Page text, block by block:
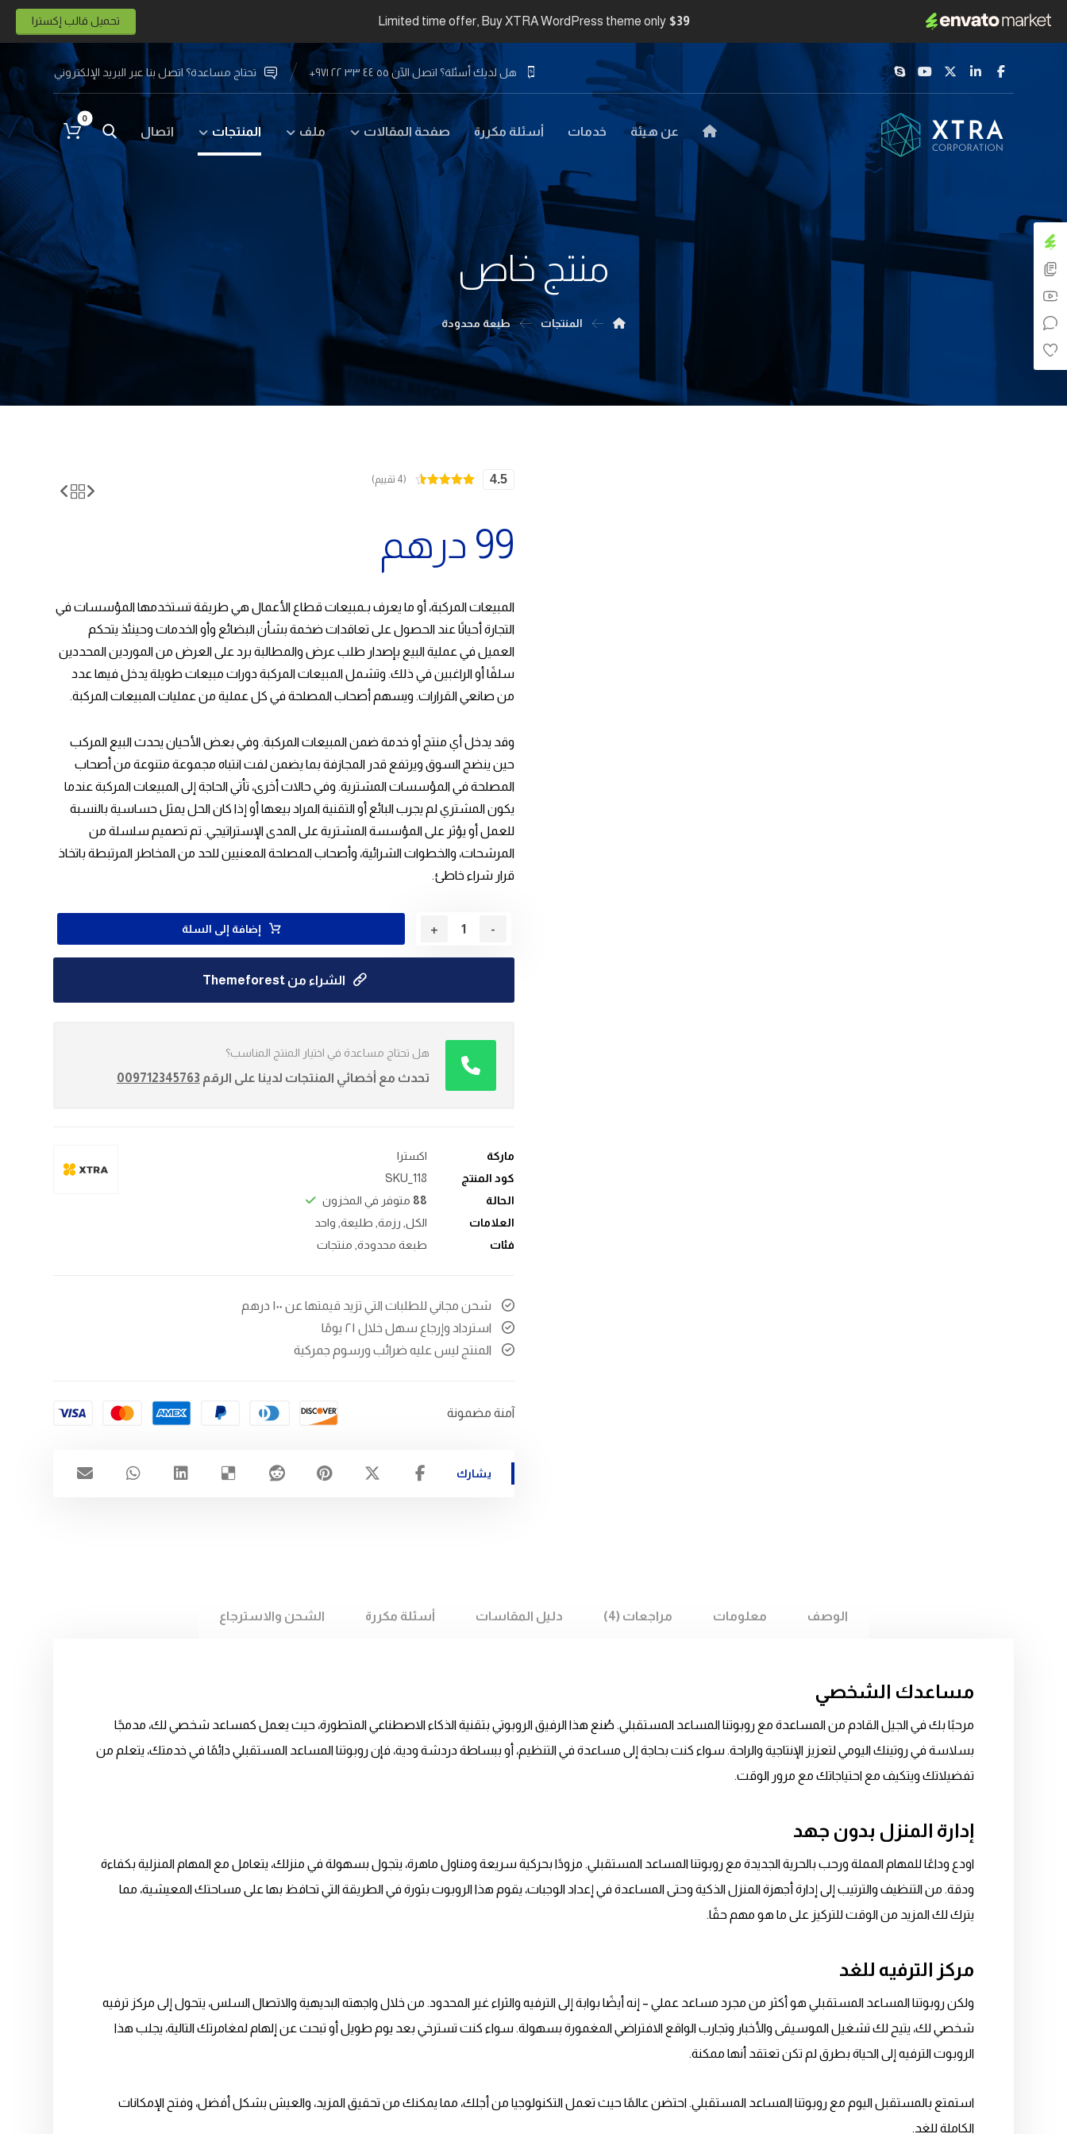
Limited time offer, Buy XTRA WordPress theme only $39 تحميل قالب إكسترا
تحتاج مساعدة؟ اتصل بنا عبر البريد الإلكتروني هل لديك أسئلة؟ اتصل الآن ٥٥ ٤٤ ٣٣ ٢٢ ٩٧١+
عن هيئة خدمات أسئلة مكررة صفحة المقالات ملف المنتجات اتصال
منتج خاص
المنتجات طبعة محدودة
4.5 (4 تقييم)
99 درهم
المبيعات المركبة، أو ما يعرف بـمبيعات قطاع الأعمال هي طريقة تستخدمها المؤسسات في
التجارة أحيانًا عند الحصول على تعاقدات ضخمة بشأن البضائع وأو الخدمات وحينئذ يتحكم
العميل في عملية البيع بإصدار طلب عرض والمطالبة برد على العرض من الموردين المحددين
سلفًا أو الراغبين في ذلك. وتشمل المبيعات المركبة دورات مبيعات طويلة يدخل فيها عدد
من صانعي القرارات. ويسهم أصحاب المصلحة في كل عملية من عمليات المبيعات المركبة.
وقد يدخل أي منتج أو خدمة ضمن المبيعات المركبة. وفي بعض الأحيان يحدث البيع المركب
حين ينضج السوق ويرتفع قدر المجازفة بما يضمن لفت انتباه مجموعة متنوعة من أصحاب
المصلحة في المؤسسات المشترية. وفي حالات أخرى، تأتي الحاجة إلى المبيعات المركبة عندما
يكون المشتري لم يجرب البائع أو التقنية المراد بيعها أو إذا كان الحل يمثل حساسية بالنسبة
للعمل أو يؤثر على المؤسسة المشترية على المدى الإستراتيجي. تم تصميم سلسلة من
المرشحات، والخطوات الشرائية، وأصحاب المصلحة المعنيين للحد من المخاطر المرتبطة باتخاذ
قرار شراء خاطئ.
-
+ إضافة إلى السلة
الشراء من Themeforest
هل تحتاج مساعدة في اختيار المنتج المناسب؟
تحدث مع أخصائي المنتجات لدينا على الرقم 009712345763
ماركة
اکسترا
كود المنتج
SKU_118
الحالة
88 متوفر في المخزون
العلامات
الكل رزمة طليعة واحد
فئات
طبعة محدودة منتجات
شحن مجاني للطلبات التي تزيد قيمتها عن ۱۰۰ درهم
استرداد وإرجاع سهل خلال ۲۱ يومًا
المنتج ليس عليه ضرائب ورسوم جمركية
آمنة مضمونة
الوصف معلومات مراجعات (4) دليل المقاسات أسئلة مكررة الشحن والاسترجاع
مساعدك الشخصي
مرحبًا بك في الجيل القادم من المساعدة مع روبوتنا المساعد المستقبلي. صُنع هذا الرفيق الروبوتي بتقنية الذكاء الاصطناعي المتطورة، حيث يعمل كمساعد شخصي لك، مدمجًا
بسلاسة في روتينك اليومي لتعزيز الإنتاجية والراحة. سواء كنت بحاجة إلى مساعدة في التنظيم، أو ببساطة دردشة ودية، فإن روبوتنا المساعد المستقبلي دائمًا في خدمتك، يتعلم من
تفضيلاتك ويتكيف مع احتياجاتك مع مرور الوقت.
إدارة المنزل بدون جهد
اودع وداعًا للمهام المملة ورحب بالحرية الجديدة مع روبوتنا المساعد المستقبلي. مزودًا بحركية سريعة ومناول ماهرة، يتجول بسهولة في منزلك، يتعامل مع المهام المنزلية بكفاءة
ودقة. من التنظيف والترتيب إلى إدارة أجهزة المنزل الذكية وحتى المساعدة في إعداد الوجبات، يقوم هذا الروبوت بثورة في الطريقة التي تحافظ بها على مساحتك المعيشية، مما
يترك لك المزيد من الوقت للتركيز على ما هو مهم حقًا.
مركز الترفيه للغد
ولكن روبوتنا المساعد المستقبلي هو أكثر من مجرد مساعد عملي – إنه أيضًا بوابة إلى الترفيه والثراء غير المحدود. من خلال واجهته البديهية والاتصال السلس، يتحول إلى مركز ترفيه
شخصي لك، يتيح لك تشغيل الموسيقى والأخبار وتجارب الواقع الافتراضي المغمورة بسهولة. سواء كنت تسترخي بعد يوم طويل أو تبحث عن إلهام لمغامرتك التالية، يجلب هذا
الروبوت الترفيه إلى الحياة بطرق لم تكن تعتقد أنها ممكنة.
استمتع بالمستقبل اليوم مع روبوتنا المساعد المستقبلي. احتضن عالمًا حيث تعمل التكنولوجيا من أجلك، مما يمكنك من تحقيق المزيد، والعيش بشكل أفضل، وفتح الإمكانات
الكاملة للغد.